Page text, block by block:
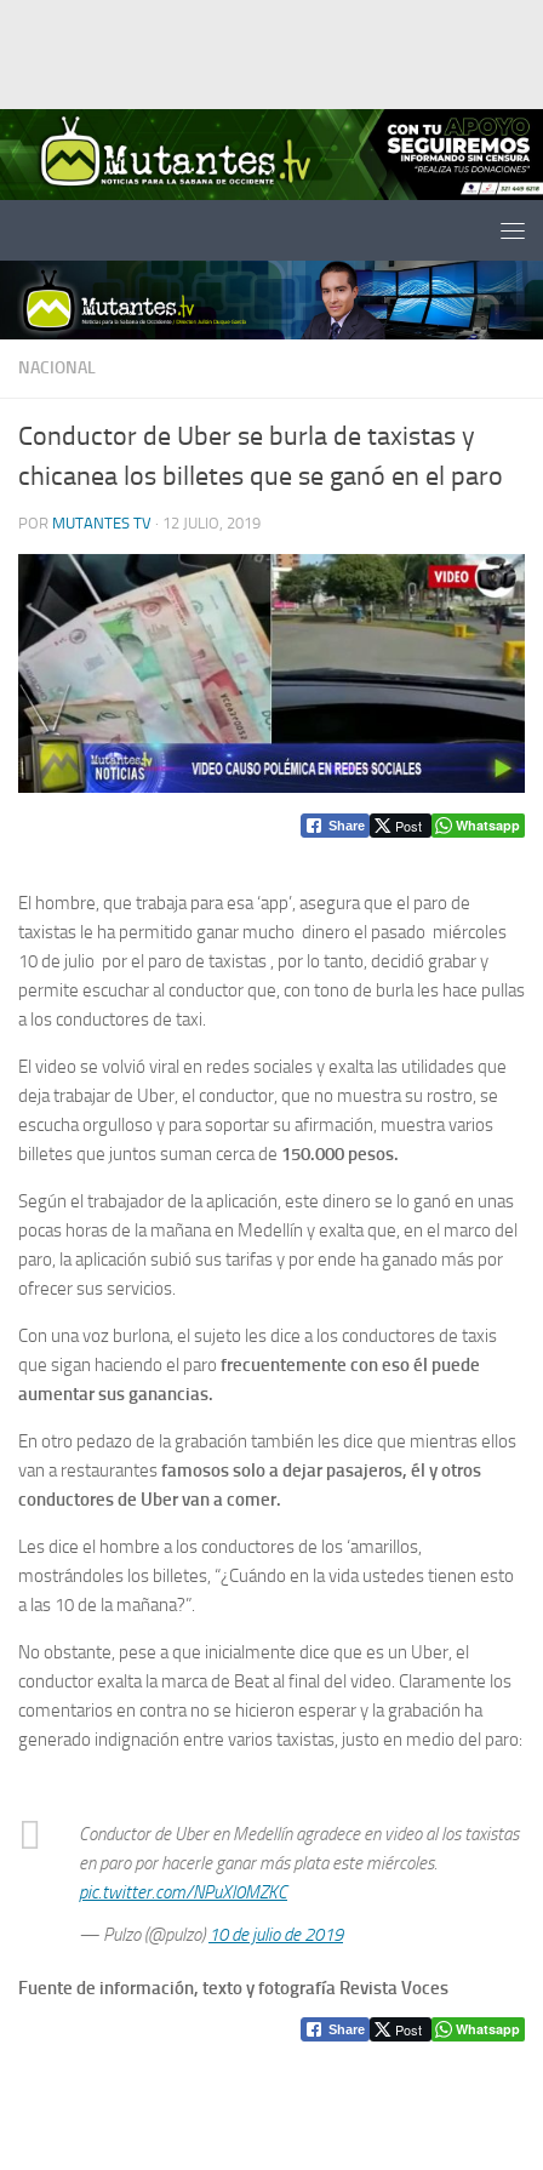
NACIONAL
Conductor de Uber se burla de taxistas y
chicanea los billetes que se ganó en el paro
POR MUTANTES TV · 12 JULIO, 2019
Share Post Whatsapp
El hombre, que trabaja para esa ‘app’, asegura que el paro de
taxistas le ha permitido ganar mucho dinero el pasado miércoles
10 de julio por el paro de taxistas , por lo tanto, decidió grabar y
permite escuchar al conductor que, con tono de burla les hace pullas
a los conductores de taxi.
El video se volvió viral en redes sociales y exalta las utilidades que
deja trabajar de Uber, el conductor, que no muestra su rostro, se
escucha orgulloso y para soportar su afirmación, muestra varios
billetes que juntos suman cerca de 150.000 pesos.
Según el trabajador de la aplicación, este dinero se lo ganó en unas
pocas horas de la mañana en Medellín y exalta que, en el marco del
paro, la aplicación subió sus tarifas y por ende ha ganado más por
ofrecer sus servicios.
Con una voz burlona, el sujeto les dice a los conductores de taxis
que sigan haciendo el paro frecuentemente con eso él puede
aumentar sus ganancias.
En otro pedazo de la grabación también les dice que mientras ellos
van a restaurantesfamosos solo a dejar pasajeros, él y otros
conductores de Uber van a comer.
Les dice el hombre a los conductores de los ‘amarillos,
mostrándoles los billetes, “¿Cuándo en la vida ustedes tienen esto
a las 10 de la mañana?”.
No obstante, pese a que inicialmente dice que es un Uber, el
conductor exalta la marca de Beat al final del video. Claramente los
comentarios en contra no se hicieron esperar y la grabación ha
generado indignación entre varios taxistas, justo en medio del paro:
Conductor de Uber en Medellín agradece en video al los taxistas
en paro por hacerle ganar más plata este miércoles.
pic.twitter.com/NPuXl0MZKC
— Pulzo (@pulzo) 10 de julio de 2019
Fuente de información, texto y fotografía Revista Voces
Share Post Whatsapp